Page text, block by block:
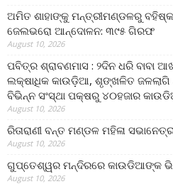
ଅମିତ ଶାହାଙ୍କୁ ମନ୍ତ୍ରୀମଣ୍ଡଳରୁ
ଜେଲଭରୋ ଆନ୍ଦୋଳନ: ୩୯୫ ଗିରଫ
August 10, 2026
ପବିତ୍ର ଶ୍ରାବଣମାସ : ୨ଦିନ ଧରି
ଲକ୍ଷାଧିକ କାଉଡ଼ିଆ, ଶୃଙ୍ଖଳିତ
ବିଭିନ୍ନ ସଂସ୍ଥା ପକ୍ଷରୁ ୪୦ହଜାର
August 10, 2026
ରିତାରାଣୀ ବନ୍ତ ମଣ୍ଡଳ ମହିଳା
August 10, 2026
ଗୁପ୍ତେଶ୍ୱର ମନ୍ଦିରରେ କାଉଡିଆଙ୍କ
August 10, 2026